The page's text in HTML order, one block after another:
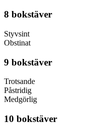
8 bokstäver
Styvsint
Obstinat
9 bokstäver
Trotsande
Påstridig
Medgörlig
10 bokstäver